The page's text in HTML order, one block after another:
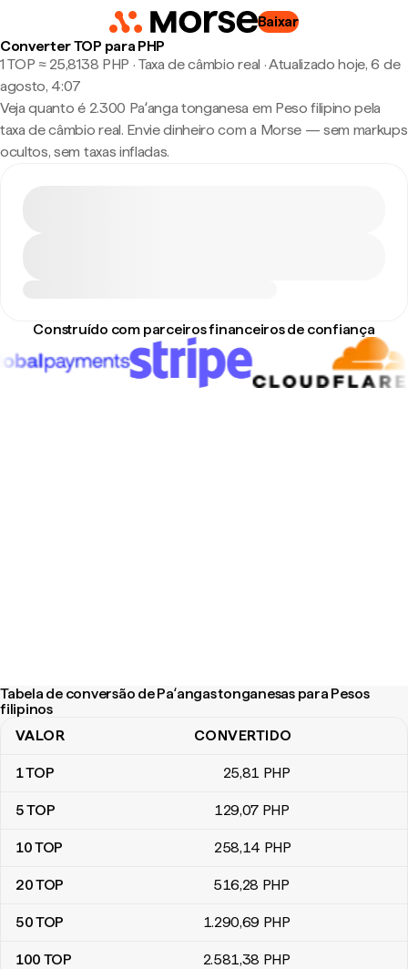
Baixar
Converter TOP para PHP
1 TOP ≈ 25,8138 PHP · Taxa de câmbio real ·Atualizado hoje, 6 de
agosto, 4:07
Veja quanto é 2.300 Paʻanga tonganesa em Peso filipino pela
taxa de câmbio real. Envie dinheiro com a Morse — sem markups
ocultos, sem taxas infladas.
Construído com parceiros financeiros de confiança
Tabela de conversão de Paʻangas tonganesas para Pesos
filipinos
Tabela de conversão de Paʻangas tonganesas para Pesos
VALOR CONVERTIDO
1TOP 25,81 PHP
5TOP 129,07 PHP
10TOP 258,14 PHP
20TOP 516,28 PHP
50TOP 1.290,69 PHP
100 TOP 2.581,38 PHP